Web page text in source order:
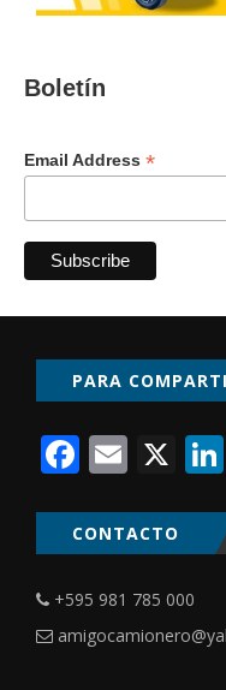
Boletín
Email Address *
PARA
Email
X
CONTACTO
+595 981 785 000